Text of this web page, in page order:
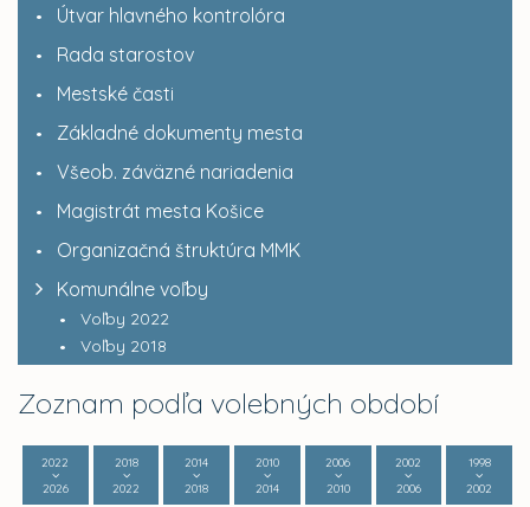
Útvar hlavného kontrolóra
Rada starostov
Mestské časti
Základné dokumenty mesta
Všeob. záväzné nariadenia
Magistrát mesta Košice
Organizačná štruktúra MMK
Komunálne voľby
Voľby 2022
Voľby 2018
Zoznam podľa volebných období
2022
2026
2018
2022
2014
2018
2010
2014
2006
2010
2002
2006
1998
2002